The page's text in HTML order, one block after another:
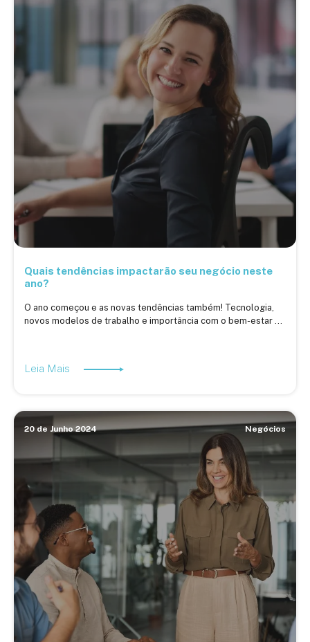
Quais tendências impactarão seu negócio neste
ano?
O ano começou e as novas tendências também! Tecnologia,
novos modelos de trabalho e importância com o bem-estar ...
Leia Mais
20 de Junho 2024 Negócios